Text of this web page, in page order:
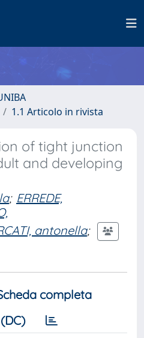
1.1 Articolo in rivista
of tight junction
and developing
; ERREDE,
antonella;
completa